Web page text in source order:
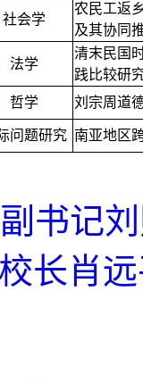
社会学
农民工返
及其协同
法学
清末民国
践比较研
哲学 刘宗周道
问题研究 南亚地区
书记
校长肖